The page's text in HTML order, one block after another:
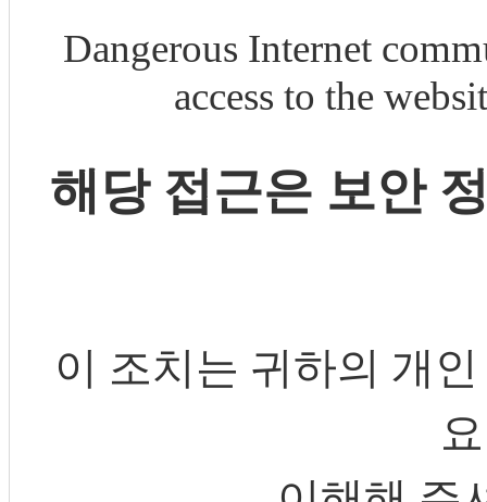
Dangerous Internet
access to the
해당 접근은 보안
이 조치는 귀하의 개